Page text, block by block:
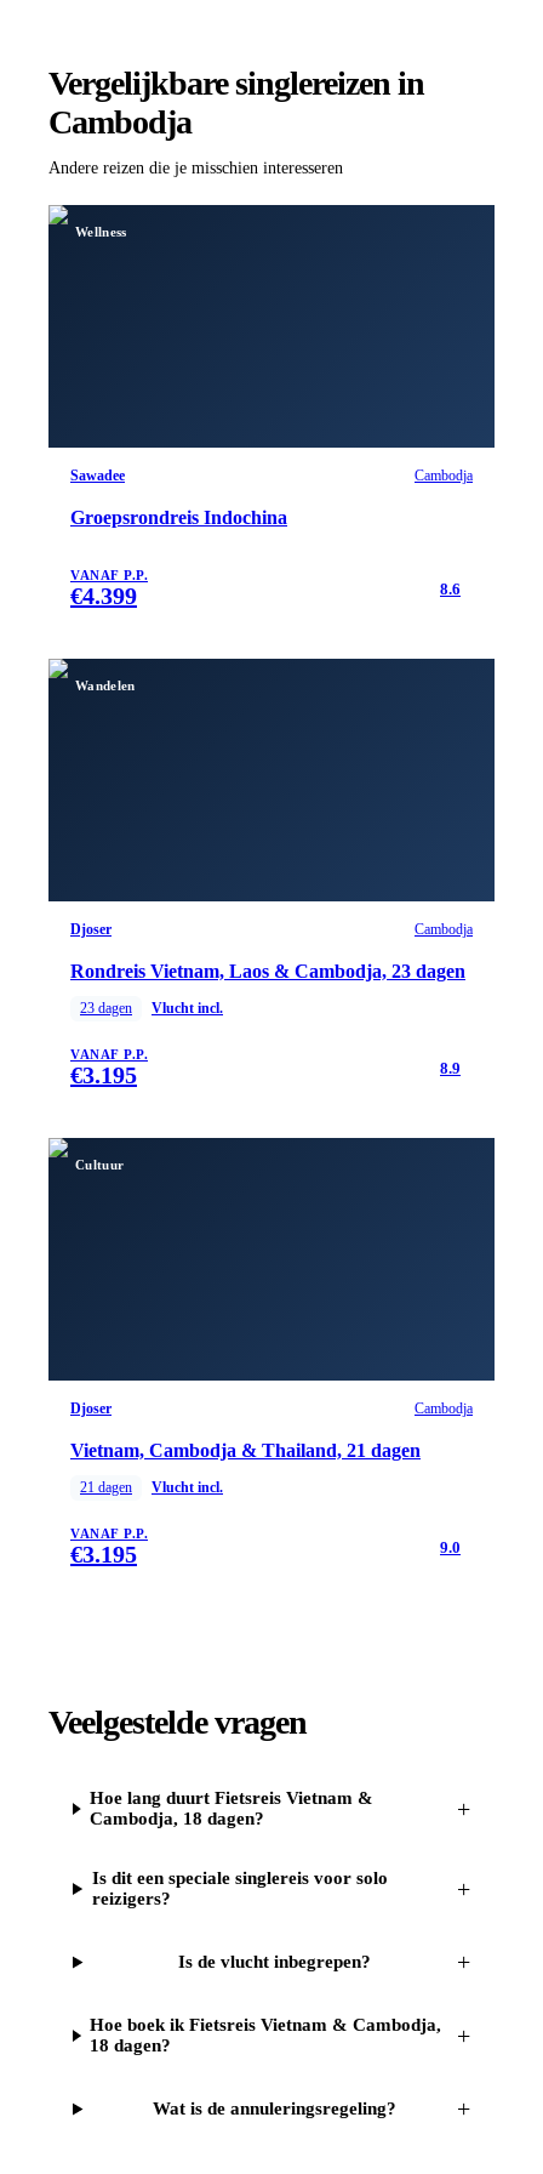
Vergelijkbare singlereizen in
Cambodja
Andere reizen die je misschien interesseren
Wellness
Sawadee Cambodja
Groepsrondreis Indochina
VANAF P.P.
€4.399 8.6
Wandelen
Djoser Cambodja
Rondreis Vietnam, Laos & Cambodja, 23 dagen
23 dagen Vlucht incl.
VANAF P.P.
€3.195 8.9
Cultuur
Djoser Cambodja
Vietnam, Cambodja & Thailand, 21 dagen
21 dagen Vlucht incl.
VANAF P.P.
€3.195 9.0
Veelgestelde vragen
Hoe lang duurt Fietsreis Vietnam &
Cambodja, 18 dagen?
+
Is dit een speciale singlereis voor solo
reizigers?
+
Is de vlucht inbegrepen? +
Hoe boek ik Fietsreis Vietnam & Cambodja,
18 dagen?
+
Wat is de annuleringsregeling? +